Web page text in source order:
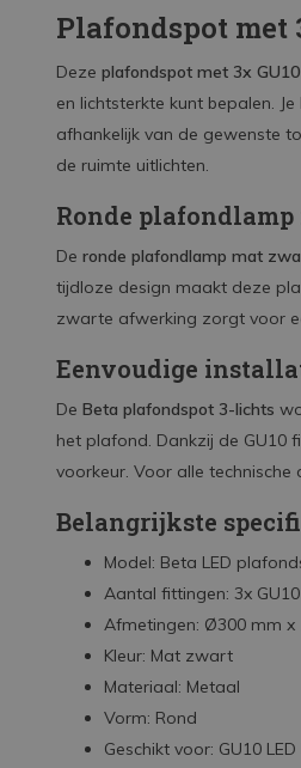
Plafondspot met
Deze plafondspot met 3x
en lichtsterkte kunt bepalen.
afhankelijk van de gewenste
de ruimte uitlichten.
Ronde
De ronde plafondlamp mat
tijdloze design maakt deze
zwarte afwerking zorgt voor
Eenvoudige
De Beta plafondspot 3-lichts
het plafond. Dankzij de GU10
voorkeur. Voor alle
Belangrijkste
Model: Beta LED
Aantal fittingen: 3x GU10
Afmetingen: Ø300 mm x
Kleur: Mat zwart
Materiaal: Metaal
Vorm: Rond
Geschikt voor: GU10